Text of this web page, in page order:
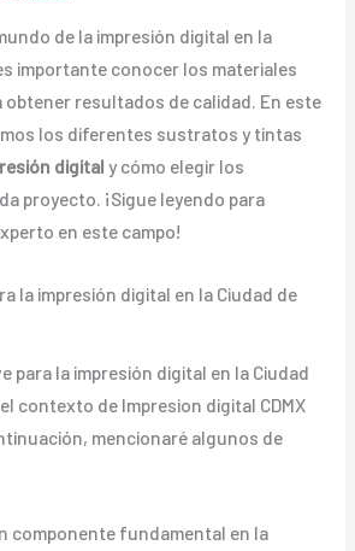
de la impresión digital en la
importante conocer los materiales
obtener resultados de calidad. En este
los diferentes sustratos y tintas
digital y cómo elegir los
proyecto. ¡Sigue leyendo para
en este campo!
la impresión digital en la Ciudad de
para la impresión digital en la Ciudad
contexto de Impresion digital CDMX
mencionaré algunos de
componente fundamental en la